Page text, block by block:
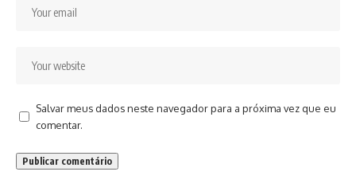
Salvar meus dados neste navegador para a próxima vez que eu
comentar.